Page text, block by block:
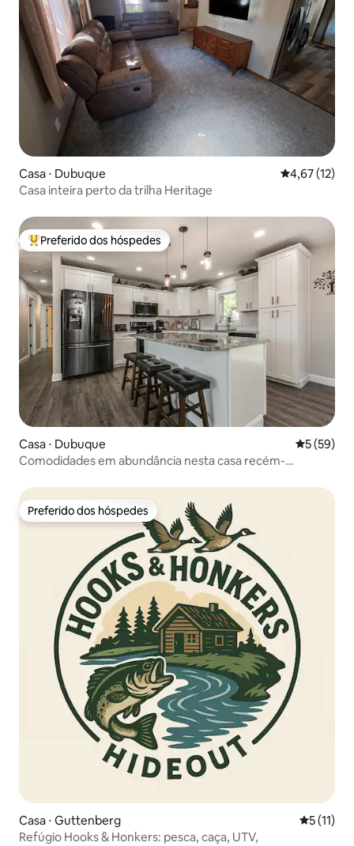
Casa ⋅ Dubuque 4,67 de uma
4,67 (12)
Casa inteira perto da trilha Heritage
Entre os melhores preferidos dos hóspedes
Preferido dos hóspedes
Casa ⋅ Dubuque 5 de uma
5 (59)
Comodidades em abundância nesta casa recém-
Preferido dos hóspedes
Preferido dos hóspedes
Casa ⋅ Guttenberg 5 de uma
5 (11)
Refúgio Hooks & Honkers: pesca, caça, UTV,